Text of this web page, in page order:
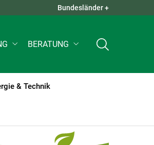
QUICK LINKS +
Bundesländer +
BERATUNG
& Technik